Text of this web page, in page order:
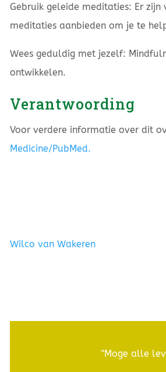
Gebruik geleide meditaties: Er
meditaties aanbieden om je te
Wees geduldig met jezelf:
ontwikkelen.
Verantwoording
Voor verdere informatie over dit
Medicine/PubMed.
Wilco van Wakeren
"Moge alle